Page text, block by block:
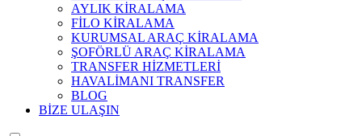
AYLIK KİRALAMA
FİLO KİRALAMA
KURUMSAL ARAÇ KİRALAMA
ŞOFÖRLÜ ARAÇ KİRALAMA
TRANSFER HİZMETLERİ
HAVALİMANI TRANSFER
BLOG
BİZE ULAŞIN